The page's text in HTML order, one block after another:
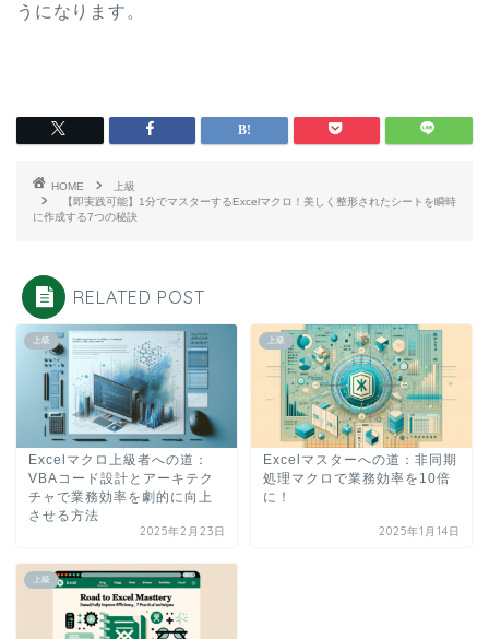
うになります。
HOME
上級
【即実践可能】1分でマスターするExcelマクロ！美しく整形されたシートを瞬時
に作成する7つの秘訣
RELATED POST
上級
Excelマクロ上級者への道：
VBAコード設計とアーキテク
チャで業務効率を劇的に向上
させる方法
2025年2月23日
上級
Excelマスターへの道：非同期
処理マクロで業務効率を10倍
に！
2025年1月14日
上級